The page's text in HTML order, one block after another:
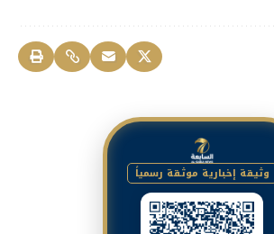
وثيقة إخبارية موثقة رسمياً